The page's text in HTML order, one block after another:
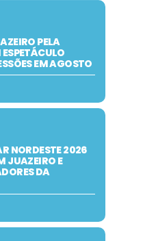
PELA
EM AGOSTO
NORDESTE 2026
JUAZEIRO E
DA